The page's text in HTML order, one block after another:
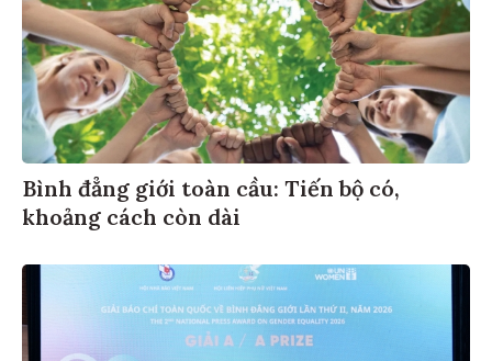
Bình đẳng giới toàn cầu: Tiến bộ có,
khoảng cách còn dài